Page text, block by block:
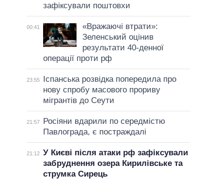
зафіксували поштовхи
00:41
«Вражаючі втрати»:
Зеленський оцінив
результати 40-денної
операції проти рф
23:55
Іспанська розвідка попередила про
нову спробу масового прориву
мігрантів до Сеути
21:57
Росіяни вдарили по середмістю
Павлограда, є постраждалі
21:12 У Києві після атаки рф зафіксували
забруднення озера Кирилівське та
струмка Сирець